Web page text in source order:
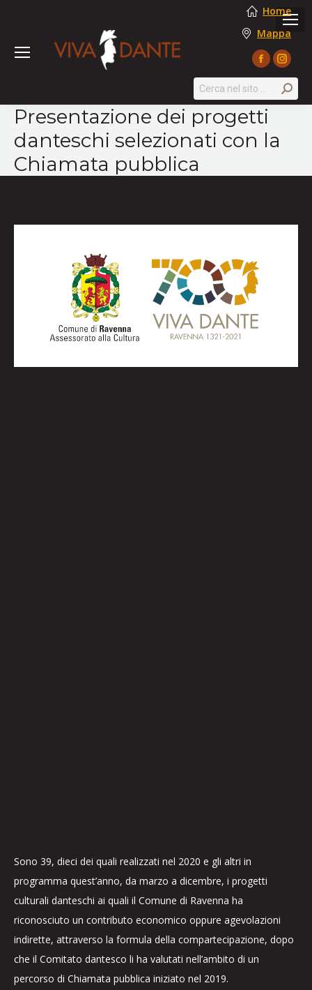
Home
Mappa
Facebook
opens
in
new
page
opens
Search:
Presentazione dei progetti
danteschi selezionati con la
Chiamata pubblica
Sono 39, dieci dei quali realizzati nel 2020 e gli altri in
programma quest’anno, da marzo a dicembre, i progetti
culturali danteschi ai quali il Comune di Ravenna ha
riconosciuto un contributo economico oppure agevolazioni
indirette, attraverso la formula della compartecipazione, dopo
che il Comitato dantesco li ha valutati nell’ambito di un
percorso di Chiamata pubblica iniziato nel 2019.